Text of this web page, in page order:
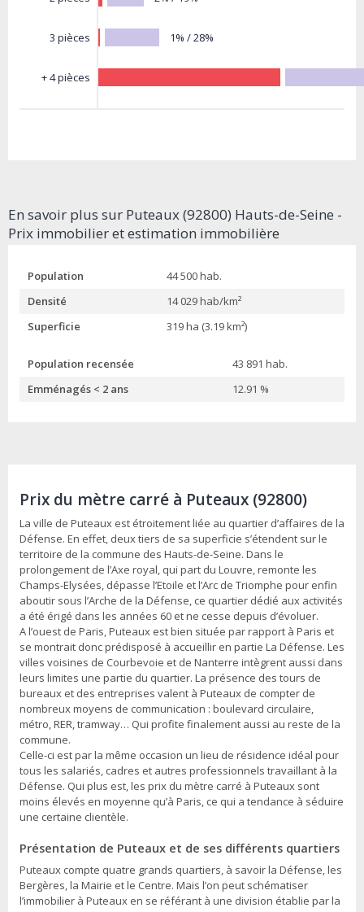
3 pièces
+ 4 pièces
1% / 28%
En savoir plus sur Puteaux (92800) Hauts-de-Seine -
Prix immobilier et estimation immobilière
Population
44 500 hab.
Densité
14 029 hab/km²
Superficie
319 ha (3.19 km²)
Population recensée
43 891 hab.
Emménagés < 2 ans
12.91 %
Prix du mètre carré à Puteaux (92800)
La ville de Puteaux est étroitement liée au quartier d’affaires de la
Défense. En effet, deux tiers de sa superficie s’étendent sur le
territoire de la commune des Hauts-de-Seine. Dans le
prolongement de l’Axe royal, qui part du Louvre, remonte les
Champs-Elysées, dépasse l’Etoile et l’Arc de Triomphe pour enfin
aboutir sous l’Arche de la Défense, ce quartier dédié aux activités
a été érigé dans les années 60 et ne cesse depuis d’évoluer.
A l’ouest de Paris, Puteaux est bien située par rapport à Paris et
se montrait donc prédisposé à accueillir en partie La Défense. Les
villes voisines de Courbevoie et de Nanterre intègrent aussi dans
leurs limites une partie du quartier. La présence des tours de
bureaux et des entreprises valent à Puteaux de compter de
nombreux moyens de communication : boulevard circulaire,
métro, RER, tramway… Qui profite finalement aussi au reste de la
commune.
Celle-ci est par la même occasion un lieu de résidence idéal pour
tous les salariés, cadres et autres professionnels travaillant à la
Défense. Qui plus est, les prix du mètre carré à Puteaux sont
moins élevés en moyenne qu’à Paris, ce qui a tendance à séduire
une certaine clientèle.
Présentation de Puteaux et de ses différents quartiers
Puteaux compte quatre grands quartiers, à savoir la Défense, les
Bergères, la Mairie et le Centre. Mais l’on peut schématiser
l’immobilier à Puteaux en se référant à une division établie par la